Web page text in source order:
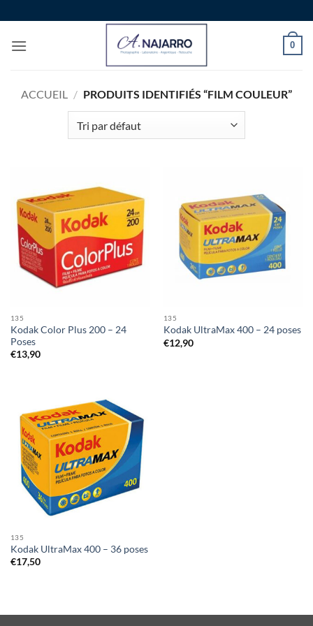
au
contenu
0
ACCUEIL / PRODUITS IDENTIFIÉS “FILM COULEUR”
135
Kodak Color Plus 200 – 24
Poses
€13,90
135
Kodak UltraMax 400 – 24 poses
€12,90
135
Kodak UltraMax 400 – 36 poses
€17,50